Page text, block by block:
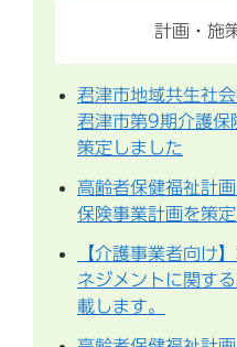
計画・施
君津市地域共生社会
君津市第9期介護保
策定しました
高齢者保健福祉計
保険事業計画を策
【介護事業者向け
ネジメントに関す
載します。